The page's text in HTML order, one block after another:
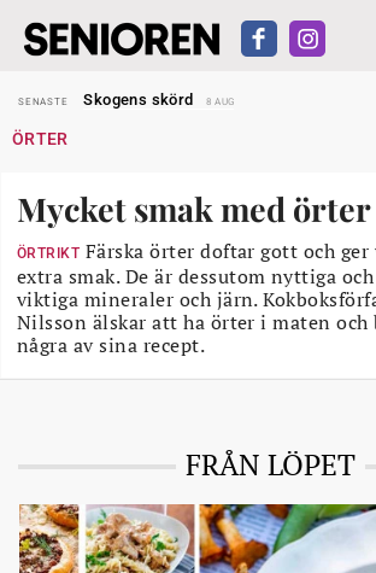
SENASTE
Skogens skörd
8 AUG
SENASTE
SENASTE
Snart kan telefonförsäljning förbjudas i
SENASTE
Hyror rusar ifrån äldres bostadstillägg
SENASTE
Skogens skörd 8 AUG
ÖRTER
Mycket smak med örter
ÖRTRIKT Färska örter doftar gott och
extra smak. De är dessutom nyttiga
viktiga mineraler och järn.
Nilsson älskar att ha örter i maten och
några av sina recept.
FRÅN LÖPET